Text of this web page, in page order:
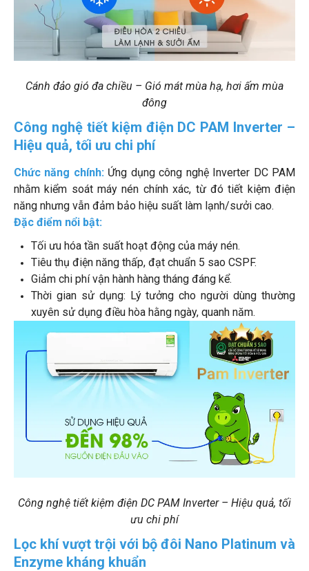
Cánh đảo gió đa chiều – Gió mát mùa hạ, hơi ấm mùa
đông
Công nghệ tiết kiệm điện DC PAM Inverter –
Hiệu quả, tối ưu chi phí
Chức năng chính: Ứng dụng công nghệ Inverter DC PAM
nhằm kiểm soát máy nén chính xác, từ đó tiết kiệm điện
năng nhưng vẫn đảm bảo hiệu suất làm lạnh/sưởi cao.
Đặc điểm nổi bật:
Tối ưu hóa tần suất hoạt động của máy nén.
Tiêu thụ điện năng thấp, đạt chuẩn 5 sao CSPF.
Giảm chi phí vận hành hàng tháng đáng kể.
Thời gian sử dụng: Lý tưởng cho người dùng thường
xuyên sử dụng điều hòa hằng ngày, quanh năm.
Công nghệ tiết kiệm điện DC PAM Inverter – Hiệu quả, tối
ưu chi phí
Lọc khí vượt trội với bộ đôi Nano Platinum và
Enzyme kháng khuẩn